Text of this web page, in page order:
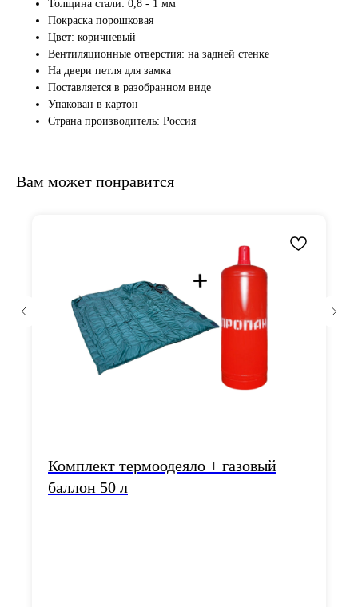
Толщина стали: 0,8 - 1 мм
Покраска порошковая
Цвет: коричневый
Вентиляционные отверстия: на задней стенке
На двери петля для замка
Поставляется в разобранном виде
Упакован в картон
Страна производитель: Россия
Вам может понравится
Комплект термоодеяло + газовый
баллон 50 л